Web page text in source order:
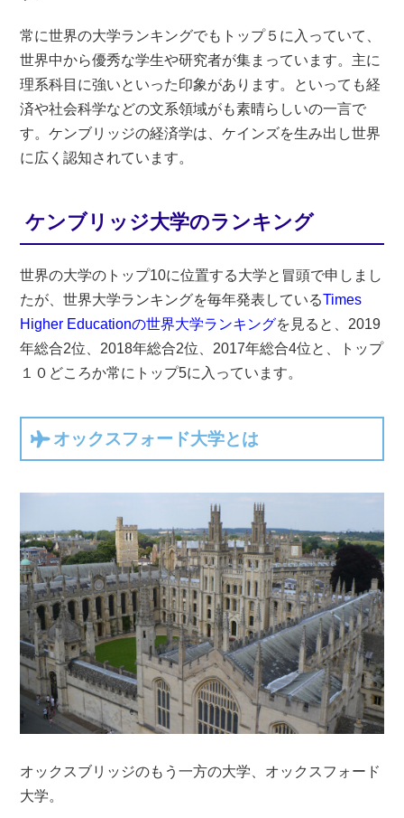
常に世界の大学ランキングでもトップ５に入っていて、
世界中から優秀な学生や研究者が集まっています。主に
理系科目に強いといった印象があります。といっても経
済や社会科学などの文系領域がも素晴らしいの一言で
す。ケンブリッジの経済学は、ケインズを生み出し世界
に広く認知されています。
ケンブリッジ大学のランキング
世界の大学のトップ10に位置する大学と冒頭で申しまし
たが、世界大学ランキングを毎年発表しているTimes
Higher Educationの世界大学ランキングを見ると、2019
年総合2位、2018年総合2位、2017年総合4位と、トップ
１０どころか常にトップ5に入っています。
オックスフォード大学とは
オックスブリッジのもう一方の大学、オックスフォード
大学。